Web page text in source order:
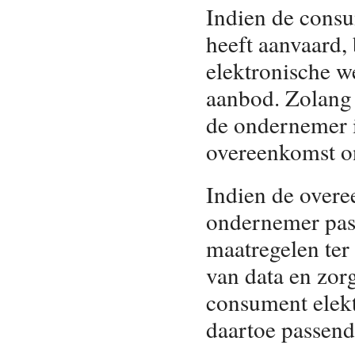
Indien de
heeft
elektronische
aanbod.
de ondernemer
overeenkomst
Indien de
ondernemer
maatregelen
van data en
consument
daartoe